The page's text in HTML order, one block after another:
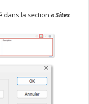
dans la section « Sites